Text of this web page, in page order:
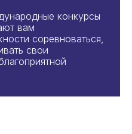
конкурсы
вам
соревноваться,
свои